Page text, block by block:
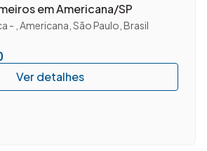
em Americana/SP
Americana São Paulo Brasil